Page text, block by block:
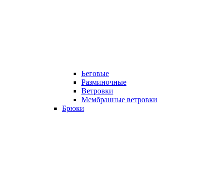
Беговые
Разминочные
Ветровки
Мембранные ветровки
Брюки